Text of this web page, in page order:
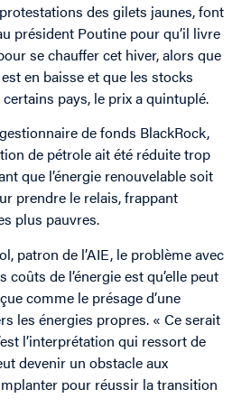
des gilets jaunes, font
président Poutine pour qu’il livre
se chauffer cet hiver, alors que
en baisse et que les stocks
pays, le prix a quintuplé.
de fonds BlackRock,
de pétrole ait été réduite trop
que l’énergie renouvelable soit
prendre le relais, frappant
plus pauvres.
patron de l’AIE, le problème avec
coûts de l’énergie est qu’elle peut
comme le présage d’une
les énergies propres. « Ce serait
l’interprétation qui ressort de
devenir un obstacle aux
pour réussir la transition